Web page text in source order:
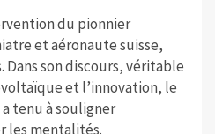
du pionnier
et aéronaute suisse,
Dans son discours, véritable
et l’innovation, le
tenu à souligner
les mentalités.